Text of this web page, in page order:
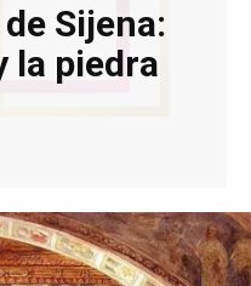
la piedra